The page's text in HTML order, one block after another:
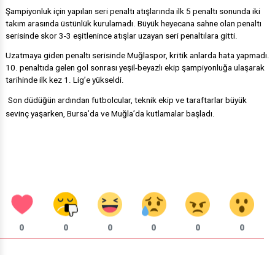
Şampiyonluk için yapılan seri penaltı atışlarında ilk 5 penaltı sonunda iki
takım arasında üstünlük kurulamadı. Büyük heyecana sahne olan penaltı
serisinde skor 3-3 eşitlenince atışlar uzayan seri penaltılara gitti.
Uzatmaya giden penaltı serisinde Muğlaspor, kritik anlarda hata yapmadı.
10. penaltıda gelen gol sonrası yeşil-beyazlı ekip şampiyonluğa ulaşarak
tarihinde ilk kez 1. Lig’e yükseldi.
Son düdüğün ardından futbolcular, teknik ekip ve taraftarlar büyük
sevinç yaşarken, Bursa’da ve Muğla’da kutlamalar başladı.
0 0 0 0 0 0